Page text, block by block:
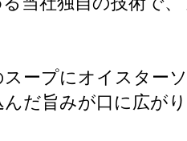
ープにオイスター
だ旨みが口に広がり